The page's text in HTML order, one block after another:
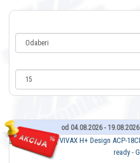
od 04.08.2026 - 19.08.2026